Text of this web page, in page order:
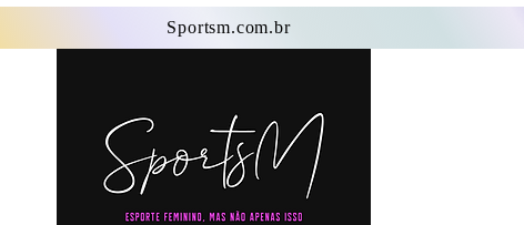
Sportsm.com.br
Sportsm.com.br